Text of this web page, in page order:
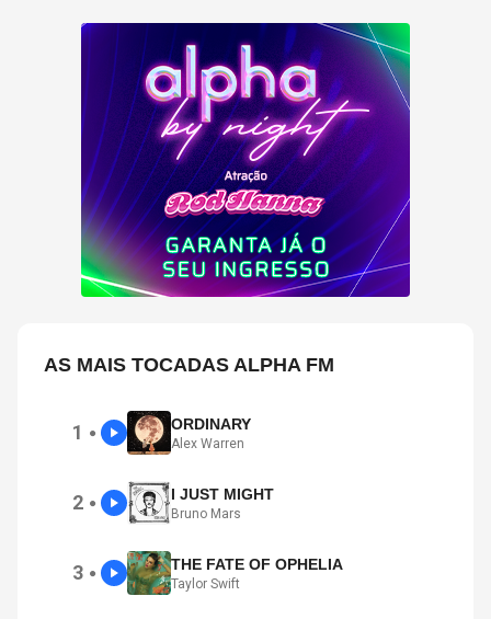
AS MAIS TOCADAS ALPHA FM
1 ● ORDINARY
Alex Warren
2 ● I JUST MIGHT
Bruno Mars
3 ● THE FATE OF OPHELIA
Taylor Swift